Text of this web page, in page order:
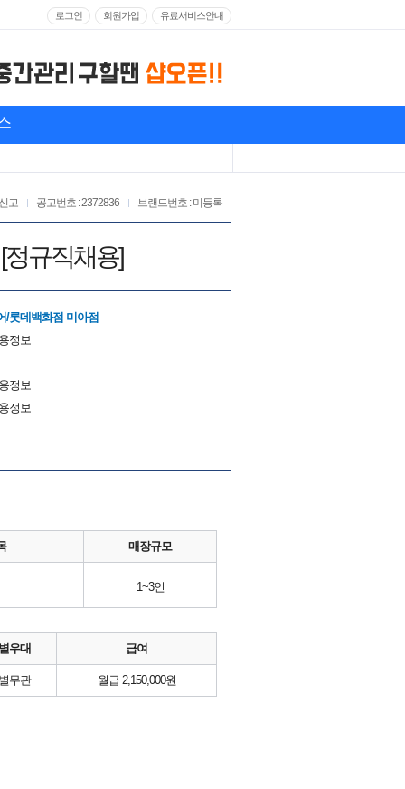
로그인 회원가입 유료서비스안내
브랜드번호 : 미등록
공고번호 : 2372836
고
규직채용]
/롯데백화점 미아점
정보
정보
정보
매장규모
1~3인
우대 급여
무관 월급 2,150,000원